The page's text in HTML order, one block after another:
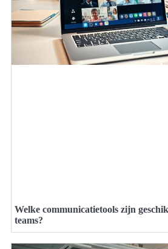
Welke communicatietools zijn
teams?